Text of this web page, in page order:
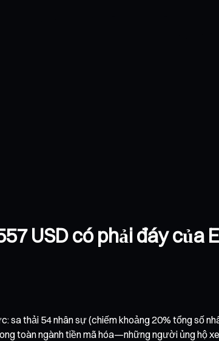
USD có phải đáy của
thải 54 nhân sự (chiếm khoảng 20% tổng số
toàn ngành tiền mã hóa—những người ủng hộ